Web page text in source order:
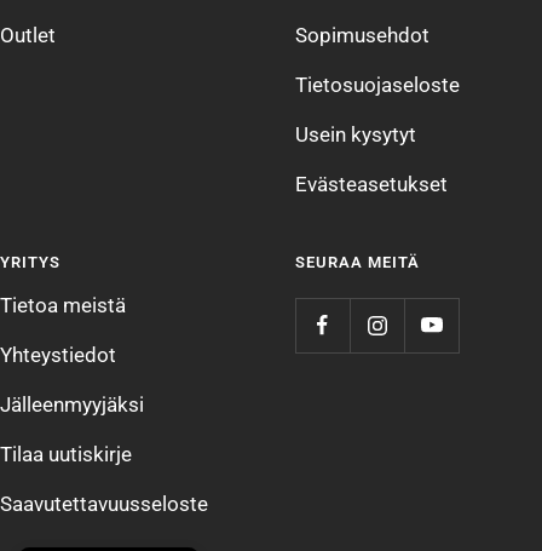
Outlet Sopimusehdot
Tietosuojaseloste
Usein kysytyt
Evästeasetukset
YRITYS
Tietoa meistä
Yhteystiedot
Jälleenmyyjäksi
Tilaa uutiskirje
Saavutettavuusseloste
SEURAA MEITÄ